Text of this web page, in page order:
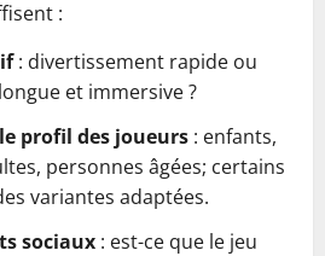
:
: divertissement rapide ou
et immersive ?
profil des joueurs : enfants,
personnes âgées; certains
variantes adaptées.
sociaux : est-ce que le jeu